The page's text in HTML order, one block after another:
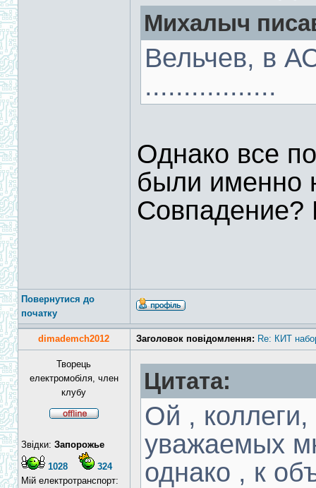
Михалыч
Вельчев, в
.................
Однако все
были именно
Повернутися до
початку
dimademch2012 Заголовок повідомлення: Re: КИТ
Творець
електромобіля, член
клубу
Звідки: Запорожье
1028
324
Мій електротранспорт:
Цитата:
Ой ,
уважаемых
однако , к